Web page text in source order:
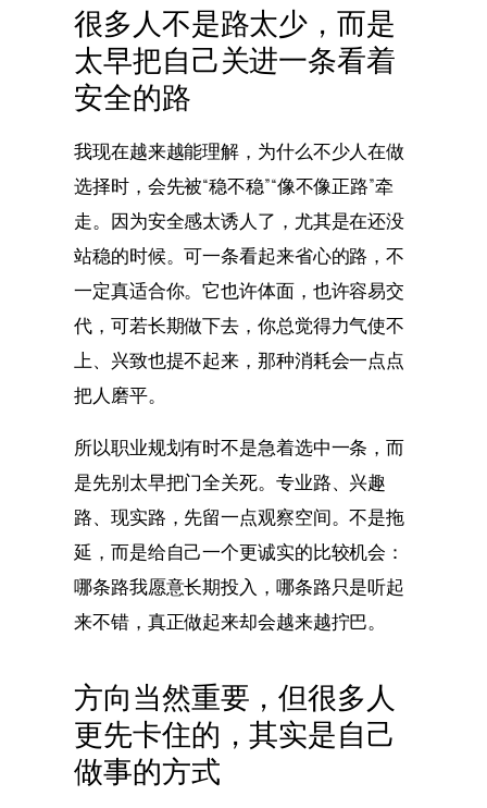
很多人不是路太少，而是
太早把自己关进一条看着
安全的路
我现在越来越能理解，为什么不少人在做
选择时，会先被“稳不稳”“像不像正路”牵
走。因为安全感太诱人了，尤其是在还没
站稳的时候。可一条看起来省心的路，不
一定真适合你。它也许体面，也许容易交
代，可若长期做下去，你总觉得力气使不
上、兴致也提不起来，那种消耗会一点点
把人磨平。
所以职业规划有时不是急着选中一条，而
是先别太早把门全关死。专业路、兴趣
路、现实路，先留一点观察空间。不是拖
延，而是给自己一个更诚实的比较机会：
哪条路我愿意长期投入，哪条路只是听起
来不错，真正做起来却会越来越拧巴。
方向当然重要，但很多人
更先卡住的，其实是自己
做事的方式